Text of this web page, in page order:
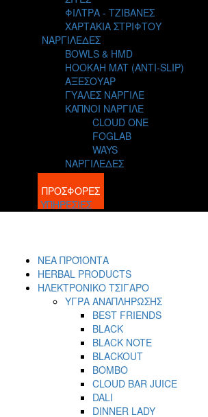
ΦΙΛΤΡΑ - ΤΖΙΒΑΝΕΣ
ΧΑΡΤΑΚΙΑ ΣΤΡΙΦΤΟΥ
ΝΑΡΓΙΛΕΔΕΣ
BOWLS & HMD
HOOKAH MAT (ANTI-SLIP)
ΑΞΕΣΟΥΑΡ
ΓΥΑΛΕΣ ΝΑΡΓΙΛΕ
ΚΑΠΝΟΙ ΝΑΡΓΙΛΕ
CLOUD ONE
FOGLAB
WAYS
ΝΑΡΓΙΛΕΔΕΣ
BLOG
ΠΡΟΣΦΟΡΕΣ
ΥΠΗΡΕΣΙΕΣ
ΝΕΑ ΠΡΟΪΟΝΤΑ
HERBAL PRODUCTS
ΗΛΕΚΤΡΟΝΙΚΟ ΤΣΙΓΑΡΟ
ΥΓΡΑ ΑΝΑΠΛΗΡΩΣΗΣ
BEST FRIENDS
BLACK
BLACK NOTE
BLACKOUT
BOMBO
CLOUD BAR JUICE
DALI
DINNER LADY